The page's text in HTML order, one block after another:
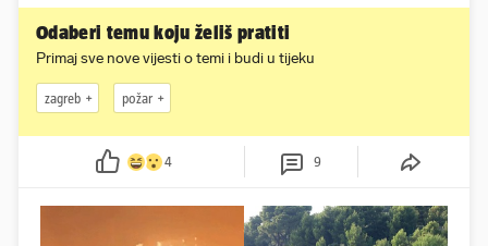
Odaberi temu koju želiš pratiti
Primaj sve nove vijesti o temi i budi u tijeku
zagreb požar
4 9